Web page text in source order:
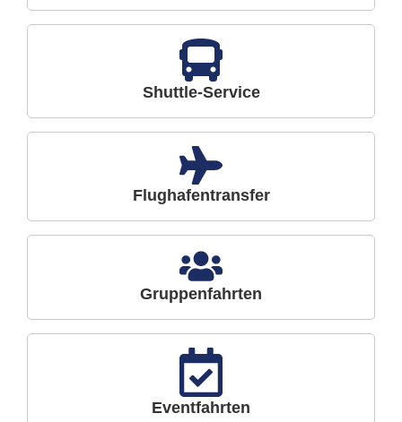
Shuttle-Service
Flughafentransfer
Gruppenfahrten
Eventfahrten